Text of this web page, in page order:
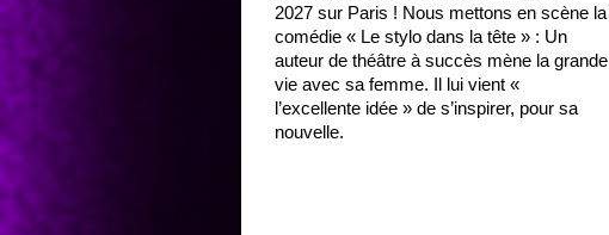
2027 sur Paris ! Nous mettons en scène la
comédie « Le stylo dans la tête » : Un
auteur de théâtre à succès mène la grande
vie avec sa femme. Il lui vient «
l’excellente idée » de s’inspirer, pour sa
nouvelle.